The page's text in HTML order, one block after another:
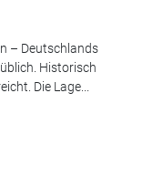
– Deutschlands
Historisch
Die Lage...